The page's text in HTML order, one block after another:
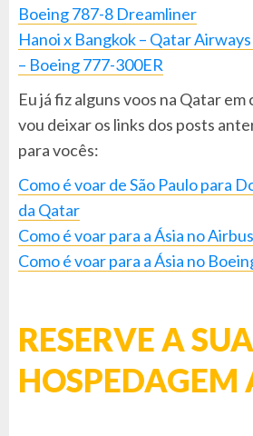
Boeing 787-8 Dreamliner
Hanoi x Bangkok – Qatar
– Boeing 777-300ER
Eu já fiz alguns voos na Qatar em
vou deixar os links dos posts
para vocês:
Como é voar de São Paulo para
da Qatar
Como é voar para a Ásia no
Como é voar para a Ásia no
RESERVE A SUA
HOSPEDAGEM